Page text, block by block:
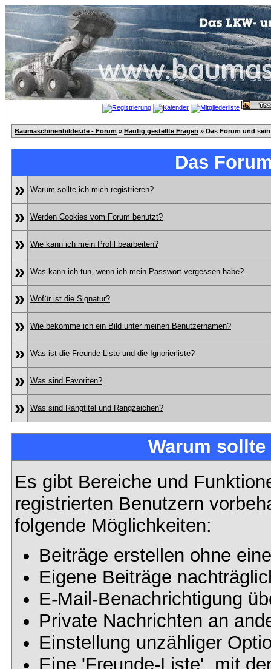
Baumaschinenbilder.de - Forum » Häufig gestellte Fragen » Das Forum und
Das
»
Warum sollte ich mich registrieren?
» Werden Cookies vom Forum benutzt?
» Wie kann ich mein Profil bearbeiten?
» Was kann ich tun, wenn ich mein Passwort vergessen habe?
» Wofür ist die Signatur?
» Wie bekomme ich ein Bild unter meinen Benutzernamen?
» Was ist die Freunde-Liste und die Ignorierliste?
» Was sind Favoriten?
» Was sind Rangtitel und Rangzeichen?
Warum
Es gibt Bereiche und
registrierten Benutzern
folgende Möglichkeiten:
Beiträge erstellen ohne
Eigene Beiträge
E-Mail-Benachrichtigung
Private Nachrichten an
Einstellung unzähliger
Eine 'Freunde-Liste', mit